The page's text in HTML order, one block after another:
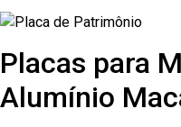
Placas para
Alumínio